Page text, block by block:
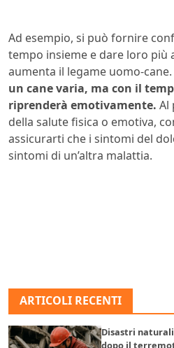
Ad esempio, si può fornire
tempo insieme e dare loro più
aumenta il legame uomo-cane.
un cane varia, ma con il
riprenderà emotivamente. Al
della salute fisica o emotiva,
assicurarti che i sintomi del
sintomi di un’altra malattia.
ARTICOLI RECENTI
Disastri
dopo il